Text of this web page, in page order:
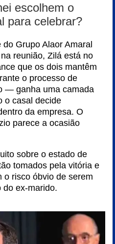
escolhem o
para celebrar?
Grupo Alaor Amaral
reunião, Zilá está no
que os dois mantêm
o processo de
— ganha uma camada
o casal decide
da empresa. O
parece a ocasião
sobre o estado de
tomados pela vitória e
o risco óbvio de serem
do ex-marido.